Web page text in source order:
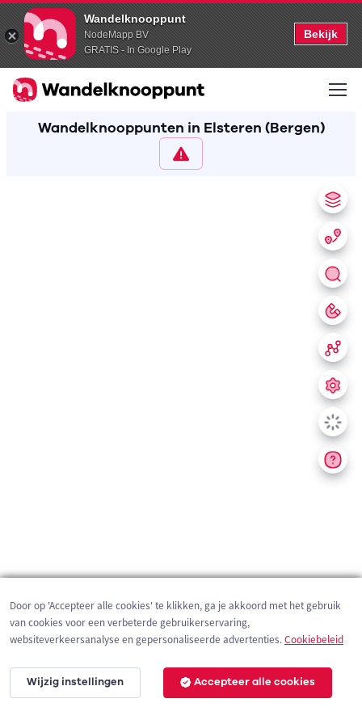
Wandelknooppunt
NodeMapp BV
GRATIS - In Google Play
Bekijk
Wandelknooppunten in Elsteren (Bergen)
200 m
Door op 'Accepteer alle cookies' te klikken, ga je akkoord met het gebruik
van cookies voor een verbeterde gebruikerservaring,
websiteverkeersanalyse en gepersonaliseerde advertenties.Cookiebeleid
Wijzig instellingen Accepteer alle cookies